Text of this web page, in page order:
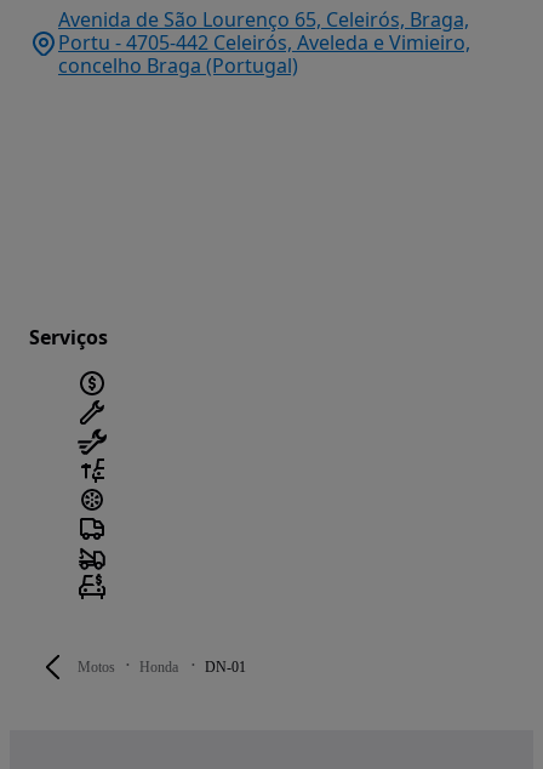
Motos Honda DN-01
Avenida de São Lourenço 65, Celeirós, Braga,
Portu - 4705-442 Celeirós, Aveleda e Vimieiro,
concelho Braga (Portugal)
Serviços